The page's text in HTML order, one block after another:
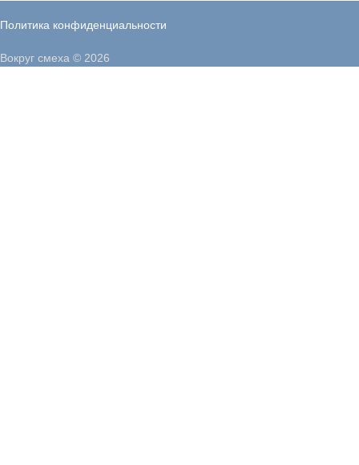
Политика конфиденциальности
Вокруг смеха © 2026